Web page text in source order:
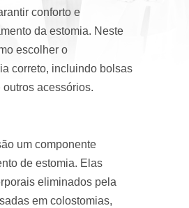
conforto e
da estomia. Neste
escolher o
correto, incluindo bolsas
acessórios.
um componente
de estomia. Elas
eliminados pela
em colostomias,